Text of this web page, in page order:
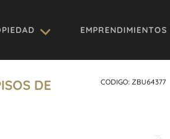
EMPRENDIMIENTOS
DE
CODIGO: ZBU64377